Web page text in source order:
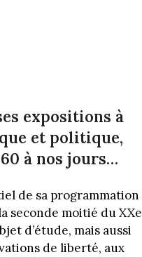
expositions à
et politique,
à nos jours…
de sa programmation
seconde moitié du XXe
d’étude, mais aussi
de liberté, aux